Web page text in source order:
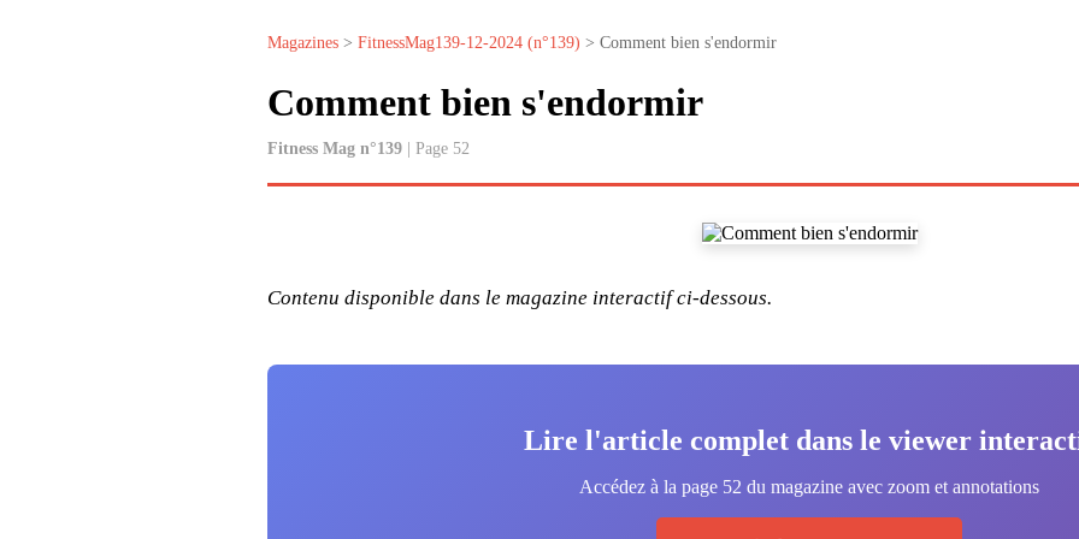
Magazines > FitnessMag139-12-2024 (n°139) > Comment bien s'endormir
Comment bien s'endormir
Fitness Mag n°139 | Page 52
Contenu disponible dans le magazine interactif ci-dessous.
Lire l'article complet dans le viewer
Accédez à la page 52 du magazine avec zoom et annotations